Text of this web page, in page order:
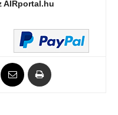
AIRportal.hu